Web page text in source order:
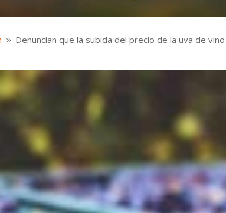
9 Denuncian que la subida del precio de la uva de